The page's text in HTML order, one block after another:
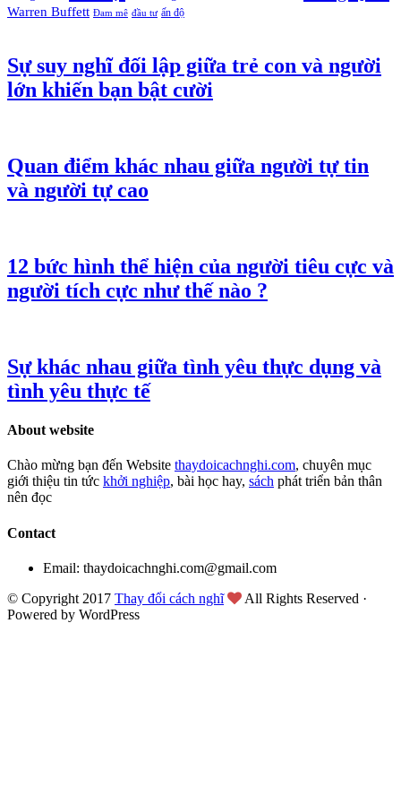
Warren Buffett Đam mê đầu tư ấn độ
Sự suy nghĩ đối lập giữa trẻ con và người
lớn khiến bạn bật cười
Quan điểm khác nhau giữa người tự tin
và người tự cao
12 bức hình thể hiện của người tiêu cực và
người tích cực như thế nào ?
Sự khác nhau giữa tình yêu thực dụng và
tình yêu thực tế
About website
Chào mừng bạn đến Website thaydoicachnghi.com, chuyên mục
giới thiệu tin tức khởi nghiệp, bài học hay, sách phát triển bản thân
nên đọc
Contact
Email: thaydoicachnghi.com@gmail.com
© Copyright 2017 Thay đổi cách nghĩ
All Rights Reserved ·
Powered by WordPress